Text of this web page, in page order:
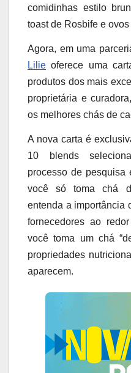
comidinhas estilo
toast de Rosbife e
Agora, em uma
Lilie oferece uma
produtos dos mais
proprietária e
os melhores chás de
A nova carta é
10 blends
processo de
você só toma chá
entenda a importância
fornecedores ao
você toma um chá
propriedades
aparecem.